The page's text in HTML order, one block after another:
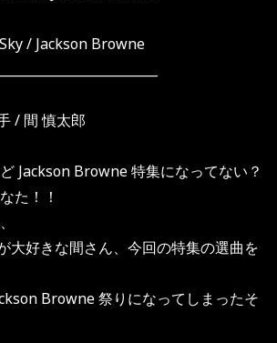
/ Jackson Browne
/ 間 慎太郎
Jackson Browne特集になってない？
た！！
大好きな間さん、今回の特集の選曲を
Browne祭りになってしまったそ